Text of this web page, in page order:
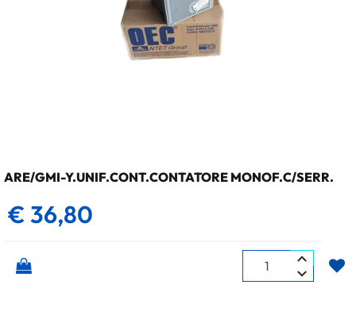
ARE/GMI-Y.UNIF.CONT.CONTATORE MONOF.C/SERR.
€ 36,80
Quantità